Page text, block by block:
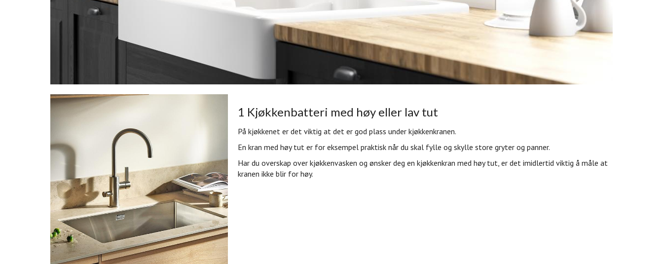
1 Kjøkkenbatteri med høy eller lav tut
På kjøkkenet er det viktig at det er god plass under kjøkkenkranen.
En kran med høy tut er for eksempel praktisk når du skal fylle og skylle store gryter og panner.
Har du overskap over kjøkkenvasken og ønsker deg en kjøkkenkran med høy tut, er det imidlertid viktig å måle at
kranen ikke blir for høy.